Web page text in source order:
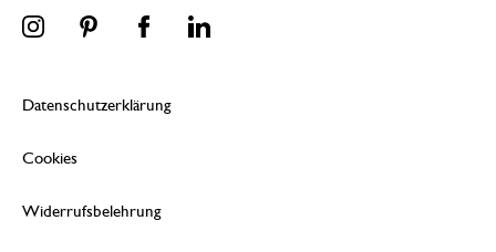
Datenschutzerklärung
Cookies
Widerrufsbelehrung